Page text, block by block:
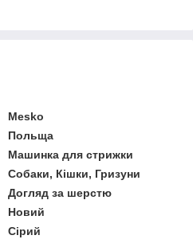
Mesko
Польща
Машинка для стрижки
Собаки, Кішки, Гризуни
Догляд за шерстю
Новий
Сірий